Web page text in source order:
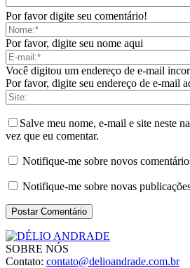
Por favor digite seu comentário!
Por favor, digite seu nome aqui
Você digitou um endereço de e-mail
Por favor, digite seu endereço de e-mail
Salve meu nome, e-mail e site neste
vez que eu comentar.
Notifique-me sobre novos
Notifique-me sobre novas
SOBRE NÓS
Contato: contato@delioandrade.com.br